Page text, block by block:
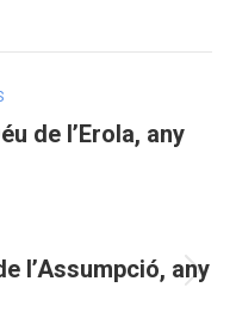
de l’Erola, any
l’Assumpció, any